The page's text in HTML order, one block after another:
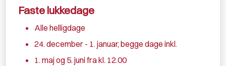
Faste lukkedage
Alle helligdage
24. december - 1. januar, begge dage inkl.
1. maj og 5. juni fra kl. 12.00